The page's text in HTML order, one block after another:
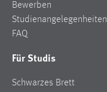
Bewerben
Studienangelegenheiten
FAQ
Für Studis
Schwarzes Brett